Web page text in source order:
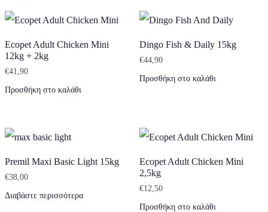
Ecopet Adult Chicken Mini
12kg + 2kg
€41,90
Προσθήκη στο καλάθι
Dingo Fish & Daily 15kg
€44,90
Προσθήκη στο καλάθι
Premil Maxi Basic Light 15kg
€38,00
Διαβάστε περισσότερα
Ecopet Adult Chicken Mini
2,5kg
€12,50
Προσθήκη στο καλάθι